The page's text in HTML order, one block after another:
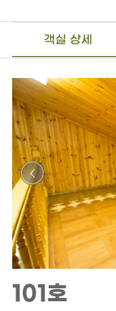
객실 상세
101호